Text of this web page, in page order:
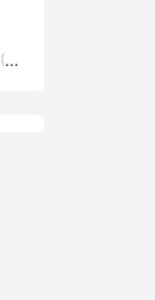
(49)